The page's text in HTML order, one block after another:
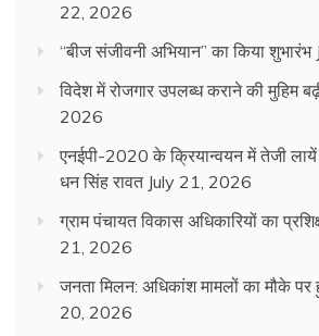
22, 2026
“बीज संजीवनी अभियान” का किया शुभारंभ
विदेश में रोजगार उपलब्ध कराने की मुहिम
2026
एनईपी-2020 के क्रियान्वयन में तेजी लायें
धन सिंह रावत July 21, 2026
ग्राम पंचायत विकास अधिकारियों का
21, 2026
जनता मिलन: अधिकांश मामलों का मौके
20, 2026